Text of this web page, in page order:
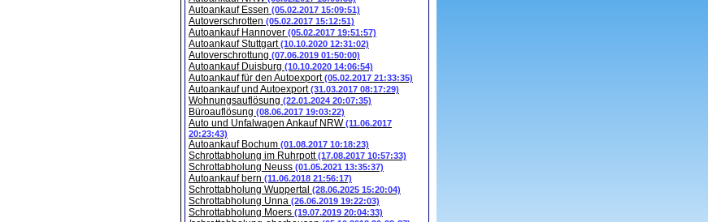
Autoankauf Essen (05.02.2017 15:09:51)
Autoverschrotten (05.02.2017 15:12:51)
Autoankauf Hannover (05.02.2017 19:51:57)
Autoankauf Stuttgart(10.10.2020 12:31:02)
Autoverschrottung (07.06.2019 01:50:00)
Autoankauf Duisburg (10.10.2020 14:06:54)
Autoankauf für den Autoexport(05.02.2017 21:33:35)
Autoankauf und Autoexport(31.03.2017 08:17:29)
Wohnungsauflösung (22.01.2024 20:07:35)
Büroauflösung (08.06.2017 19:03:22)
Auto und Unfalwagen Ankauf NRW(11.06.2017
20:23:43)
Autoankauf Bochum (01.08.2017 10:18:23)
Schrottabholung im Ruhrpott(17.08.2017 10:57:33)
Schrottabholung Neuss (01.05.2021 13:35:37)
Autoankauf bern (11.06.2018 21:56:17)
Schrottabholung Wuppertal (28.06.2025 15:20:04)
Schrottabholung Unna (26.06.2019 19:22:03)
Schrottabholung Moers (19.07.2019 20:04:33)